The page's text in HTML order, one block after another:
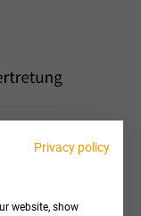
Privacy policy
website, show